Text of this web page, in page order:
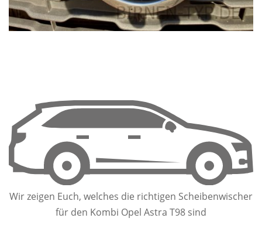
Wir zeigen Euch, welches die richtigen Scheibenwischer
für den Kombi Opel Astra T98 sind